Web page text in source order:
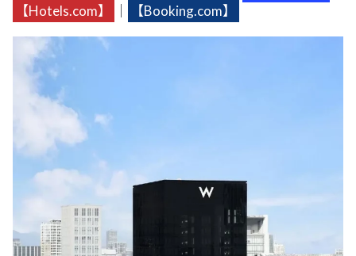
【Hotels.com】
【Booking.com】